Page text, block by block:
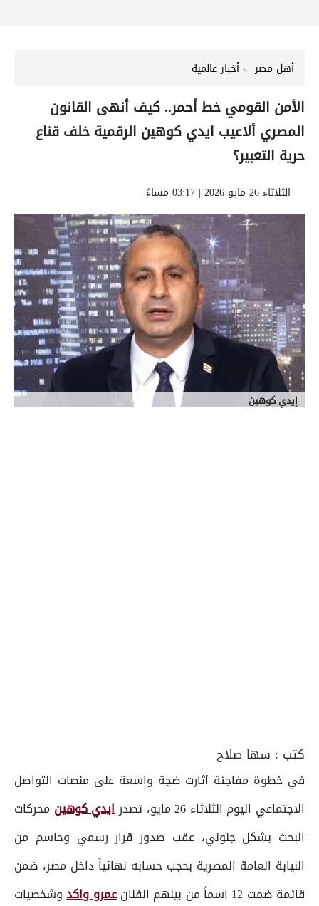
أهل مصر أخبار عالمية
الأمن القومي خط أحمر.. كيف أنهى القانون
المصري ألاعيب ايدي كوهين الرقمية خلف قناع
حرية التعبير؟
الثلاثاء 26 مايو 2026 | 03:17 مساءً
إيدي كوهين
كتب : سها صلاح
في خطوة مفاجئة أثارت ضجة واسعة على منصات التواصل
الاجتماعي اليوم الثلاثاء 26 مايو، تصدر
ايدي كوهين محركات
البحث بشكل جنوني، عقب صدور قرار رسمي وحاسم من
النيابة العامة المصرية بحجب حسابه نهائياً داخل مصر، ضمن
قائمة ضمت 12 اسماً من بينهم الفنان
عمرو واكدوشخصيات